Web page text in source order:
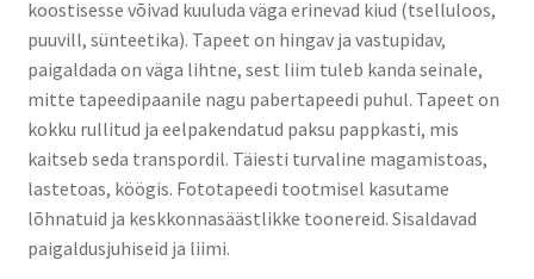
koostisesse võivad kuuluda väga erinevad kiud (tselluloos,
puuvill, sünteetika). Tapeet on hingav ja vastupidav,
paigaldada on väga lihtne, sest liim tuleb kanda seinale,
mitte tapeedipaanile nagu pabertapeedi puhul. Tapeet on
kokku rullitud ja eelpakendatud paksu pappkasti, mis
kaitseb seda transpordil. Täiesti turvaline magamistoas,
lastetoas, köögis. Fototapeedi tootmisel kasutame
lõhnatuid ja keskkonnasäästlikke toonereid. Sisaldavad
paigaldusjuhiseid ja liimi.